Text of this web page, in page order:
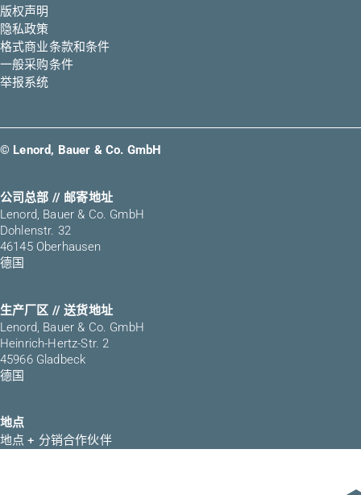
版权声明
隐私政策
格式商业条款和条件
一般采购条件
举报系统
© Lenord, Bauer & Co. GmbH
公司总部 // 邮寄地址
Lenord, Bauer & Co. GmbH
Dohlenstr. 32
46145 Oberhausen
德国
生产厂区 // 送货地址
Lenord, Bauer & Co. GmbH
Heinrich-Hertz-Str. 2
45966 Gladbeck
德国
地点
地点 + 分销合作伙伴